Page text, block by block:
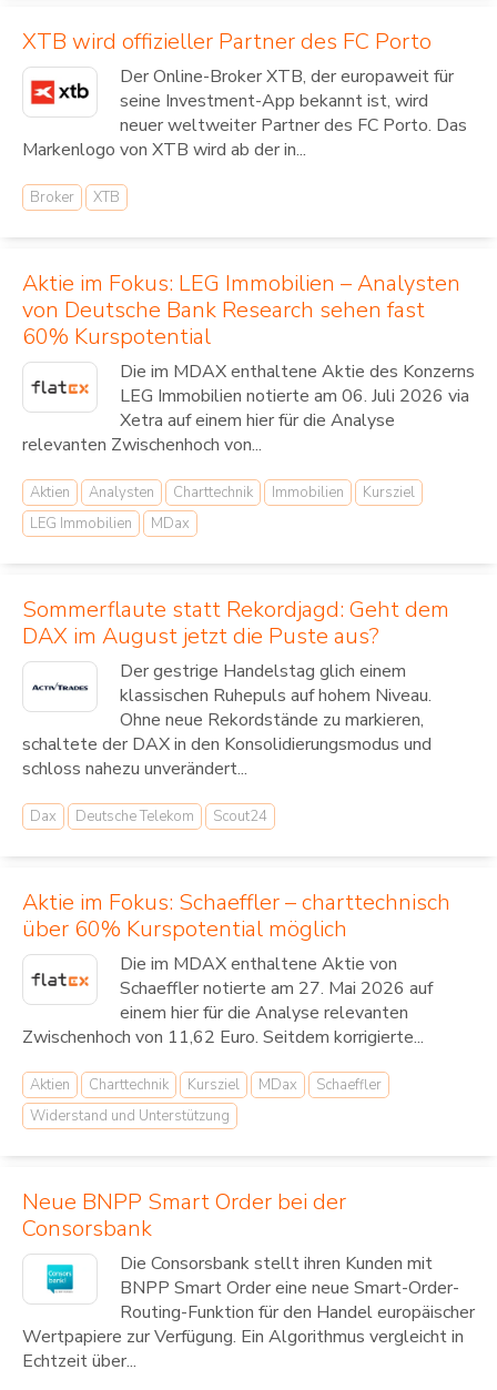
XTB wird offizieller Partner des FC Porto
Der Online-Broker XTB, der europaweit für
seine Investment-App bekannt ist, wird
neuer weltweiter Partner des FC Porto. Das
Markenlogo von XTB wird ab der in...
Broker XTB
Aktie im Fokus: LEG Immobilien – Analysten
von Deutsche Bank Research sehen fast
60% Kurspotential
Die im MDAX enthaltene Aktie des Konzerns
LEG Immobilien notierte am 06. Juli 2026 via
Xetra auf einem hier für die Analyse
relevanten Zwischenhoch von...
Aktien Analysten Charttechnik Immobilien
Kursziel
LEG Immobilien
MDax
Sommerflaute statt Rekordjagd: Geht dem
DAX im August jetzt die Puste aus?
Der gestrige Handelstag glich einem
klassischen Ruhepuls auf hohem Niveau.
Ohne neue Rekordstände zu markieren,
schaltete der DAX in den Konsolidierungsmodus und
schloss nahezu unverändert...
Dax Deutsche Telekom Scout24
Aktie im Fokus: Schaeffler – charttechnisch
über 60% Kurspotential möglich
Die im MDAX enthaltene Aktie von
Schaeffler notierte am 27. Mai 2026 auf
einem hier für die Analyse relevanten
Zwischenhoch von 11,62 Euro. Seitdem korrigierte...
Aktien Charttechnik Kursziel MDax
Schaeffler
Widerstand und Unterstützung
Neue BNPP Smart Order bei der
Consorsbank
Die Consorsbank stellt ihren Kunden mit
BNPP Smart Order eine neue Smart-Order-
Routing-Funktion für den Handel europäischer
Wertpapiere zur Verfügung. Ein Algorithmus vergleicht in
Echtzeit über...